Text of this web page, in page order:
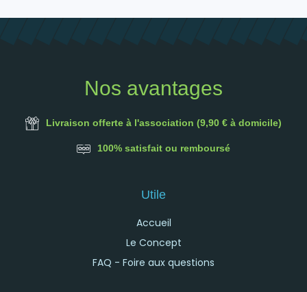
Nos avantages
Livraison offerte à l'association (9,90 € à domicile)
100% satisfait ou remboursé
Utile
Accueil
Le Concept
FAQ - Foire aux questions